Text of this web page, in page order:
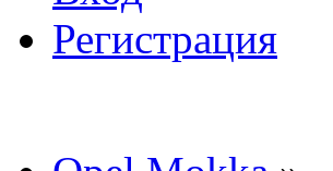
Регистрация